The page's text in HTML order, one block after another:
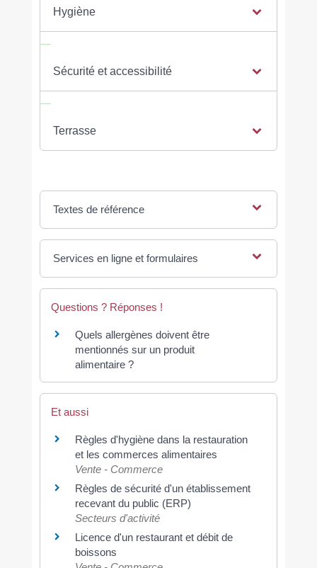
Hygiène
Sécurité et accessibilité
Terrasse
Textes de référence
Services en ligne et formulaires
Questions ? Réponses !
Quels allergènes doivent être
mentionnés sur un produit
alimentaire ?
Et aussi
Règles d'hygiène dans la restauration
et les commerces alimentaires
Vente - Commerce
Règles de sécurité d'un établissement
recevant du public (ERP)
Secteurs d'activité
Licence d'un restaurant et débit de
boissons